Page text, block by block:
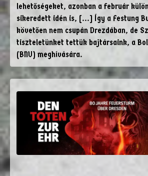
lehetőségeket, azonban a február
sikeredett idén is, [...] Így a Festung
követően nem csupán Drezdában, de
tiszteletünket tettük bajtársaink, a
(BNU) meghívására.